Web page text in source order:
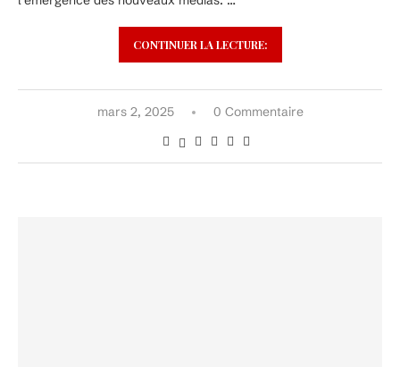
CONTINUER LA LECTURE:
mars 2, 2025 0 Commentaire